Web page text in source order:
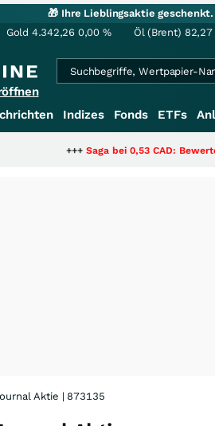
🎁 Ihre Lieblingsaktie
Gold 4.342,26 0,00 % Öl (Brent) 82,27
Indizes Fonds ETFs
Saga bei 0,53 CAD: Bewertet der
Aktie | 873135